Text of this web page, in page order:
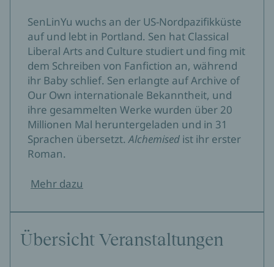
SenLinYu wuchs an der US-Nordpazifikküste
auf und lebt in Portland. Sen hat Classical
Liberal Arts and Culture studiert und fing mit
dem Schreiben von Fanfiction an, während
ihr Baby schlief. Sen erlangte auf Archive of
Our Own internationale Bekanntheit, und
ihre gesammelten Werke wurden über 20
Millionen Mal heruntergeladen und in 31
Sprachen übersetzt.Alchemised ist ihr erster
Roman.
Mehr dazu
Übersicht Veranstaltungen